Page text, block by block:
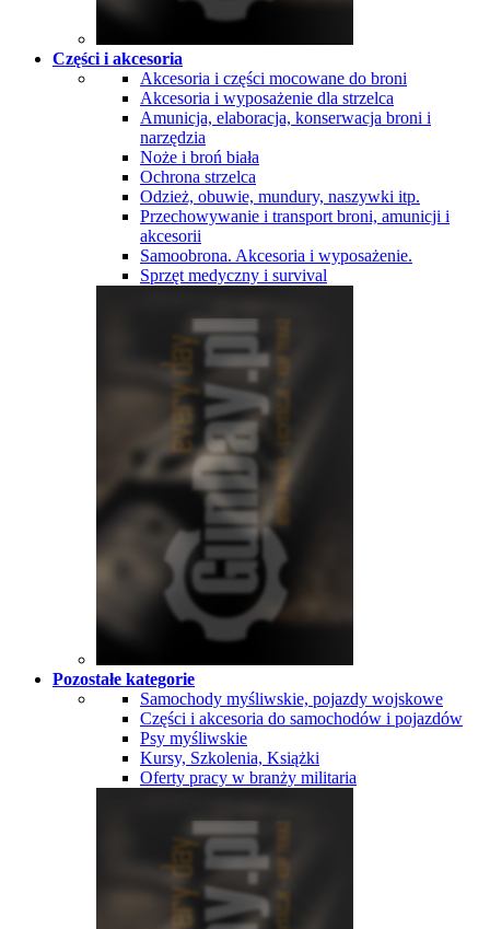
Części i akcesoria
Akcesoria i części mocowane do broni
Akcesoria i wyposażenie dla strzelca
Amunicja, elaboracja, konserwacja broni i
narzędzia
Noże i broń biała
Ochrona strzelca
Odzież, obuwie, mundury, naszywki itp.
Przechowywanie i transport broni, amunicji i
akcesorii
Samoobrona. Akcesoria i wyposażenie.
Sprzęt medyczny i survival
Pozostałe kategorie
Samochody myśliwskie, pojazdy wojskowe
Części i akcesoria do samochodów i pojazdów
Psy myśliwskie
Kursy, Szkolenia, Książki
Oferty pracy w branży militaria